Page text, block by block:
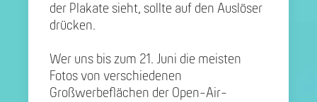
der Plakate sieht, sollte auf den Auslöser
drücken.
Wer uns bis zum 21. Juni die meisten
Fotos von verschiedenen
Großwerbeflächen der Open-Air-